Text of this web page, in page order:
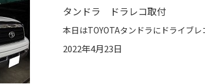
タンドラ ドラレコ取付
2022年4月23日